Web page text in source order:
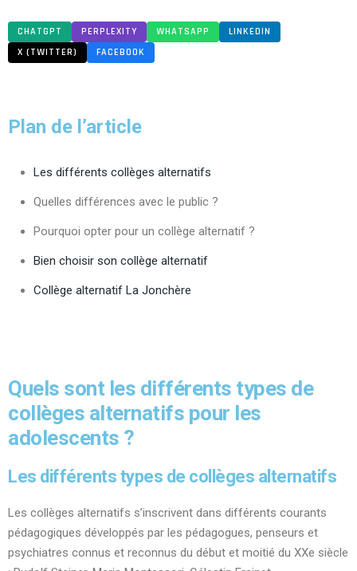
CHATGPT PERPLEXITY WHATSAPP
LINKEDIN
X (TWITTER)
FACEBOOK
Plan de l’article
Les différents collèges alternatifs
Quelles différences avec le public ?
Pourquoi opter pour un collège alternatif ?
Bien choisir son collège alternatif
Collège alternatif La Jonchère
Quels sont les différents types de
collèges alternatifs pour les
adolescents ?
Les différents types de collèges alternatifs
Les collèges alternatifs s’inscrivent dans différents courants
pédagogiques développés par les pédagogues, penseurs et
psychiatres connus et reconnus du début et moitié du XXe siècle